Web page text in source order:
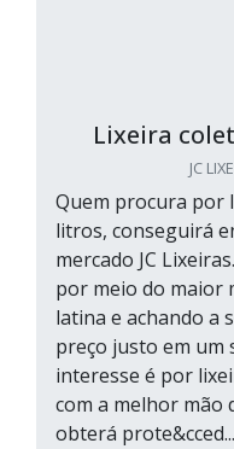
Lixeira
JC
Quem procura por
litros, conseguirá
mercado JC
por meio do maior
latina e achando a
preço justo em um
interesse é por
com a melhor mão
obterá prote&cced...